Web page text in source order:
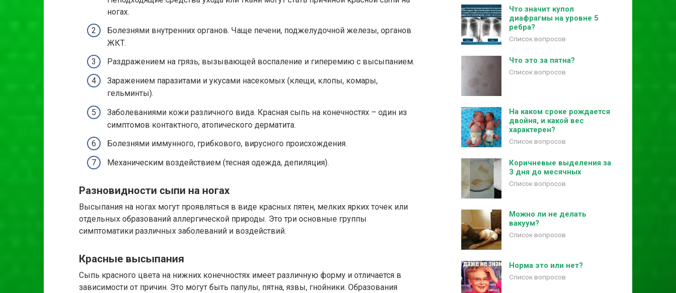
ногах.
Болезнями внутренних органов. Чаще печени, поджелудочной железы, органов
ЖКТ.
Раздражением на грязь, вызывающей воспаление и гиперемию с высыпанием.
Заражением паразитами и укусами насекомых (клещи, клопы, комары,
гельминты).
Заболеваниями кожи различного вида. Красная сыпь на конечностях – один из
симптомов контактного, атопического дерматита.
Болезнями иммунного, грибкового, вирусного происхождения.
Механическим воздействием (тесная одежда, депиляция).
Разновидности сыпи на ногах
Высыпания на ногах могут проявляться в виде красных пятен, мелких ярких точек или
отдельных образований аллергической природы. Это три основные группы
симптоматики различных заболеваний и воздействий.
Красные высыпания
Сыпь красного цвета на нижних конечностях имеет различную форму и отличается в
зависимости от причин. Это могут быть папулы, пятна, язвы, гнойники. Образования
Что значит купол
диафрагмы на уровне 5
ребра?
Список вопросов
Что это за пятна?
Список вопросов
На каком сроке рождается
двойня, и какой вес
характерен?
Список вопросов
Коричневые выделения за
3 дня до месячных
Список вопросов
Можно ли не делать
вакуум?
Список вопросов
Норма это или нет?
Список вопросов